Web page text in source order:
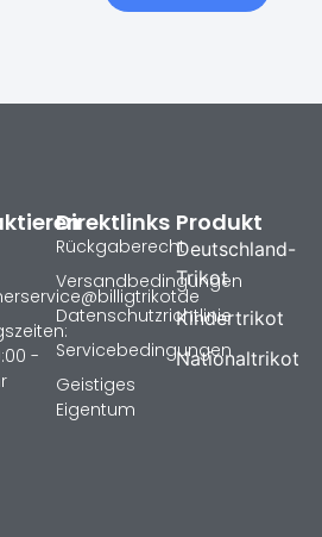
Produkt
Deutschland-
Trikot
Kindertrikot
Nationaltrikot
Direktlinks
Rückgaberecht
Versandbedingungen
Datenschutzrichtlinie
Servicebedingungen
Geistiges
Eigentum
-